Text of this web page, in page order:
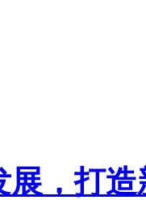
展，打造